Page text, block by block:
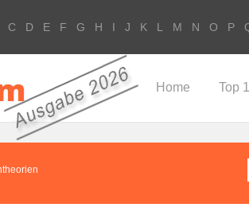
C D E F G H I J K L M N O P
Home Top